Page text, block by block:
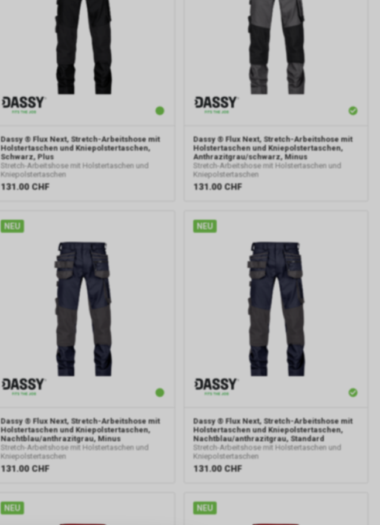
Dassy ® Flux Next, Stretch-Arbeitshose mit
Holstertaschen und Kniepolstertaschen,
Schwarz, Plus
Stretch-Arbeitshose mit Holstertaschen und
Kniepolstertaschen
131.00 CHF
Dassy ® Flux Next, Stretch-Arbeitshose mit
Holstertaschen und Kniepolstertaschen,
Anthrazitgrau/schwarz, Minus
Stretch-Arbeitshose mit Holstertaschen und
Kniepolstertaschen
131.00 CHF
NEU
Dassy ® Flux Next, Stretch-Arbeitshose mit
Holstertaschen und Kniepolstertaschen,
Nachtblau/anthrazitgrau, Minus
Stretch-Arbeitshose mit Holstertaschen und
Kniepolstertaschen
131.00 CHF
NEU
Dassy ® Flux Next, Stretch-Arbeitshose mit
Holstertaschen und Kniepolstertaschen,
Nachtblau/anthrazitgrau, Standard
Stretch-Arbeitshose mit Holstertaschen und
Kniepolstertaschen
131.00 CHF
NEU NEU